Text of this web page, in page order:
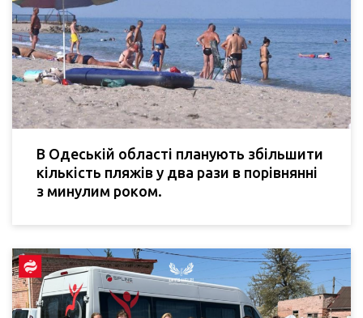
В Одеській області планують збільшити
кількість пляжів у два рази в порівнянні
з минулим роком.